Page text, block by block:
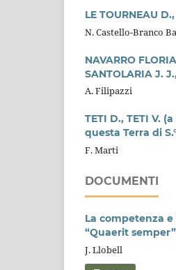
LE TOURNEAU
N. Castello-Branco
NAVARRO
SANTOLARIA J.
A. Filipazzi
TETI D., TETI V.
questa Terra di
F. Marti
DOCUMENTI
La competenza
“Quaerit semper”
J. Llobell